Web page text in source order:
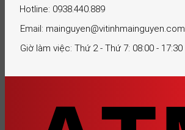
Hotline: 0938.440.889
Email: mainguyen@vitinhmainguyen.com
Giờ làm việc: Thứ 2 - Thứ 7: 08:00 - 17:30